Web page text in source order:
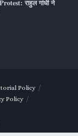
राहुल गांधी ने
Policy
Policy